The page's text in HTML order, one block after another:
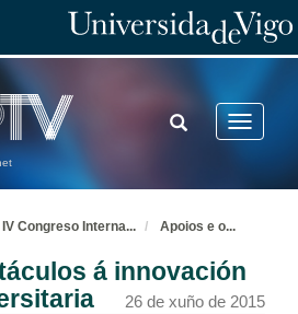
Toggle
TOGGLE
SEARCH
IV Congreso Interna... Apoios e o...
á innovación
26 de xuño de 2015